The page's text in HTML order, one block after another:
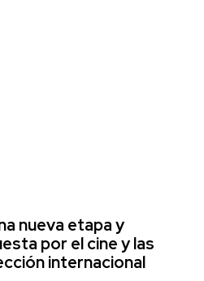
nueva etapa y
por el cine y las
internacional